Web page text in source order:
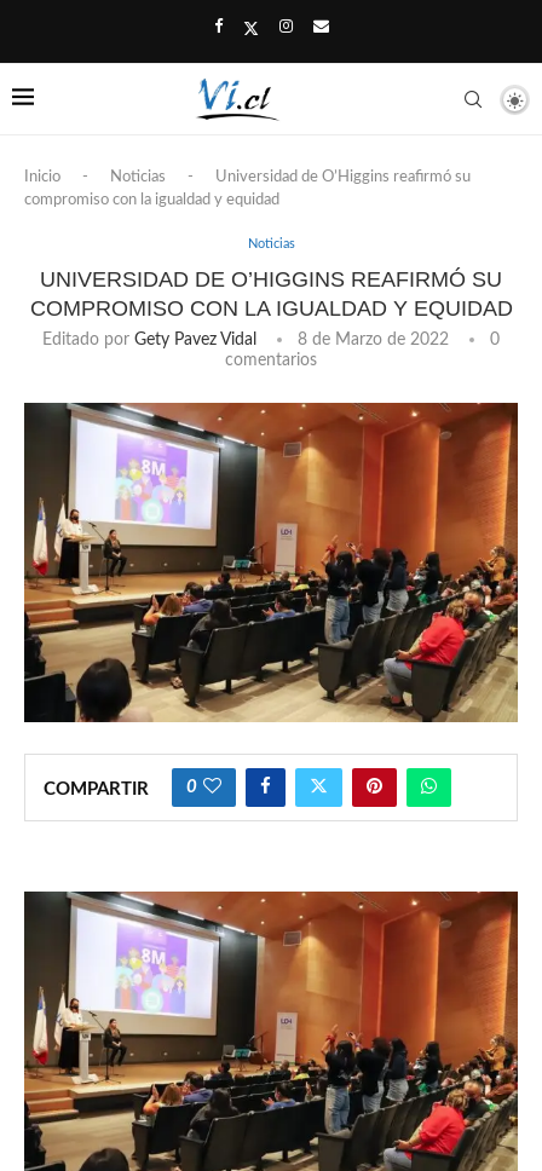
Inicio - Noticias -
Universidad de O’Higgins reafirmó su
compromiso con la igualdad y equidad
Noticias
UNIVERSIDAD DE O’HIGGINS REAFIRMÓ SU
COMPROMISO CON LA IGUALDAD Y EQUIDAD
Editado por Gety Pavez Vidal 8 de Marzo de 2022
0
comentarios
COMPARTIR 0